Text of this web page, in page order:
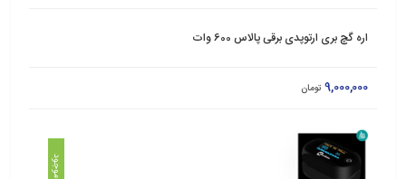
اره گچ بری ارتوپدی برقی پالاس 600 وات
9,000,000 تومان
موجود